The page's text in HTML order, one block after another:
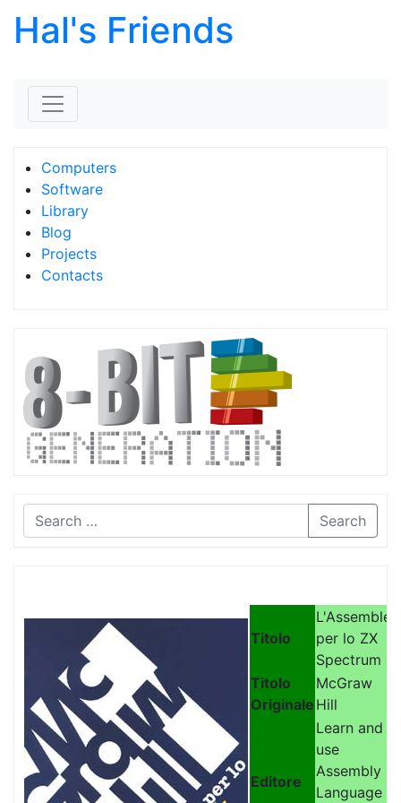
Hal's Friends
Computers
Software
Library
Blog
Projects
Contacts
Search
Titolo
L'Assembler
per lo ZX
Spectrum
Titolo
Originale
McGraw
Hill
Editore
Learn and
use
Assembly
Language